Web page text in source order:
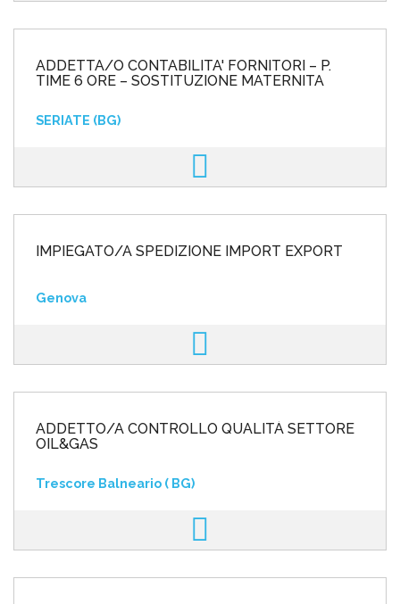
ADDETTA/O CONTABILITA' FORNITORI – P.
TIME 6 ORE – SOSTITUZIONE MATERNITA
SERIATE (BG)
IMPIEGATO/A SPEDIZIONE IMPORT EXPORT
Genova
ADDETTO/A CONTROLLO QUALITÀ SETTORE
OIL&GAS
Trescore Balneario ( BG)